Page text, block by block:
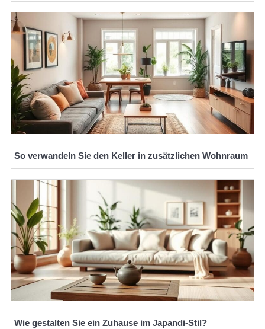
So verwandeln Sie den Keller in zusätzlichen Wohnraum
Wie gestalten Sie ein Zuhause im Japandi-Stil?